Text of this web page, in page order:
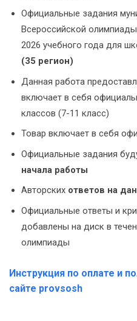
Официальные задания
Всероссийской
2026 учебного года для
(35 регион)
Данная работа
включает в себя
классов (7-11 класс)
Товар включает в себя
Официальные задания
начала работы
Авторских ответов на
Официальные ответы и
добавлены на диск в
олимпиады
Инструкция по оплате и
сайте provsosh